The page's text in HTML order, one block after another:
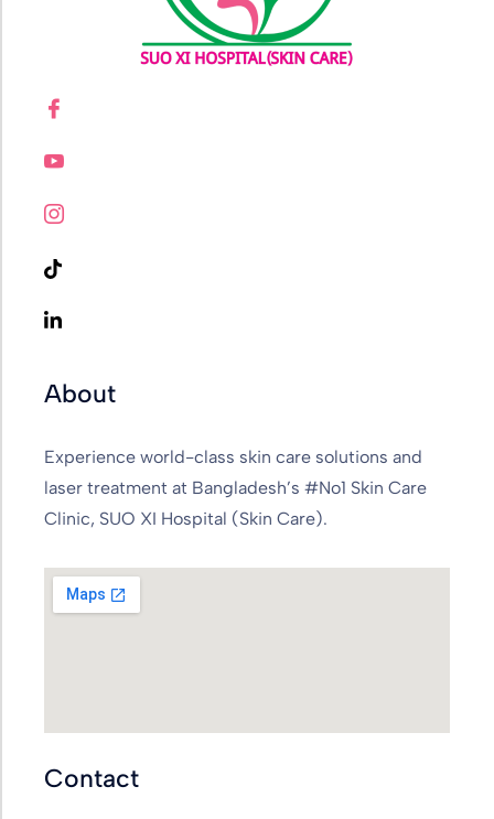
About
Experience world-class skin care solutions and
laser treatment at Bangladesh’s #No1 Skin Care
Clinic, SUO XI Hospital (Skin Care).
Contact